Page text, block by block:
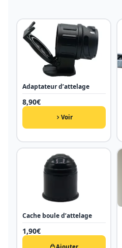
Adaptateur d’attelage
8,90€
Voir
Cache boule d’attelage
1,90€